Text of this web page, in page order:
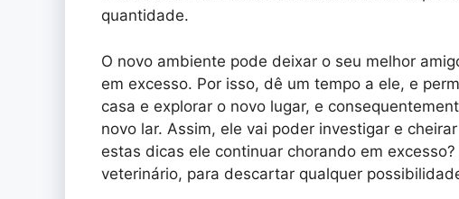
quantidade.
O novo ambiente pode deixar o seu melhor
em excesso. Por isso, dê um tempo a ele, e
casa e explorar o novo lugar, e
novo lar. Assim, ele vai poder investigar e
estas dicas ele continuar chorando em
veterinário, para descartar qualquer